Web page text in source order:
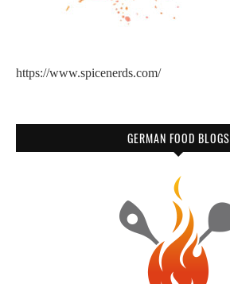
https://www.spicenerds.com/
GERMAN FOOD BLOGS